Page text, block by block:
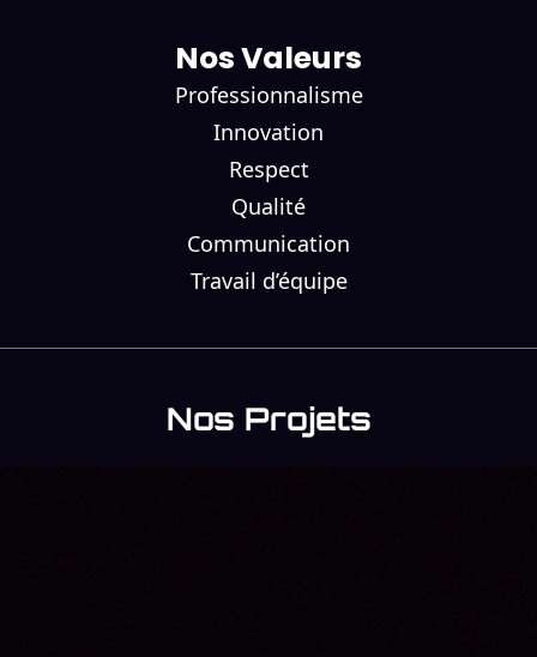
Nos Valeurs
Professionnalisme
Innovation
Respect
Qualité
Communication
Travail d’équipe
Nos Projets